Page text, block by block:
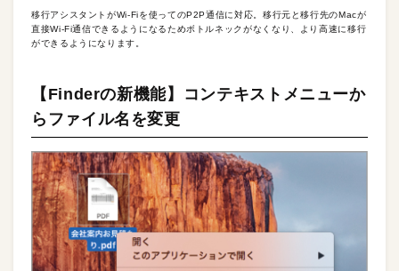
移行アシスタントがWi-Fiを使ってのP2P通信に対応。移行元と移行先のMacが
直接Wi-Fi通信できるようになるためボトルネックがなくなり、より高速に移行
ができるようになります。
【Finderの新機能】コンテキストメニューか
らファイル名を変更